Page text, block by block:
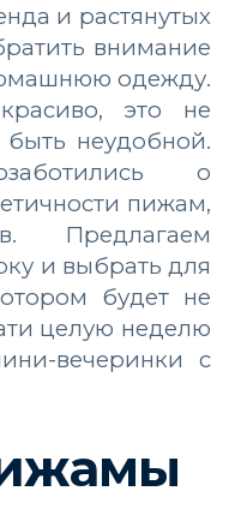
и растянутых
внимание
одежду.
это не
неудобной.
о
пижам,
Предлагаем
и выбрать для
будет не
целую неделю
вечеринки с